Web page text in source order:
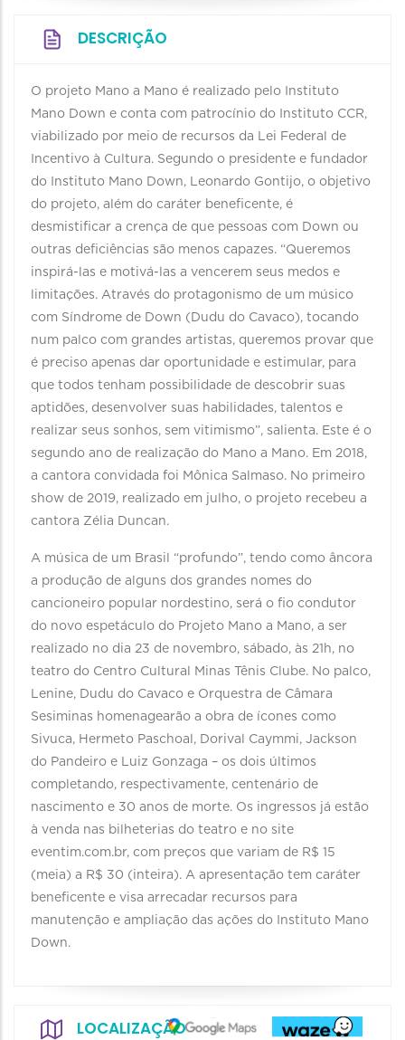
DESCRIÇÃO
O projeto Mano a Mano é realizado pelo Instituto
Mano Down e conta com patrocínio do Instituto CCR,
viabilizado por meio de recursos da Lei Federal de
Incentivo à Cultura. Segundo o presidente e fundador
do Instituto Mano Down, Leonardo Gontijo, o objetivo
do projeto, além do caráter beneficente, é
desmistificar a crença de que pessoas com Down ou
outras deficiências são menos capazes. “Queremos
inspirá-las e motivá-las a vencerem seus medos e
limitações. Através do protagonismo de um músico
com Síndrome de Down (Dudu do Cavaco), tocando
num palco com grandes artistas, queremos provar que
é preciso apenas dar oportunidade e estimular, para
que todos tenham possibilidade de descobrir suas
aptidões, desenvolver suas habilidades, talentos e
realizar seus sonhos, sem vitimismo”, salienta. Este é o
segundo ano de realização do Mano a Mano. Em 2018,
a cantora convidada foi Mônica Salmaso. No primeiro
show de 2019, realizado em julho, o projeto recebeu a
cantora Zélia Duncan.
A música de um Brasil “profundo”, tendo como âncora
a produção de alguns dos grandes nomes do
cancioneiro popular nordestino, será o fio condutor
do novo espetáculo do Projeto Mano a Mano, a ser
realizado no dia 23 de novembro, sábado, às 21h, no
teatro do Centro Cultural Minas Tênis Clube. No palco,
Lenine, Dudu do Cavaco e Orquestra de Câmara
Sesiminas homenagearão a obra de ícones como
Sivuca, Hermeto Paschoal, Dorival Caymmi, Jackson
do Pandeiro e Luiz Gonzaga – os dois últimos
completando, respectivamente, centenário de
nascimento e 30 anos de morte. Os ingressos já estão
à venda nas bilheterias do teatro e no site
eventim.com.br, com preços que variam de R$ 15
(meia) a R$ 30 (inteira). A apresentação tem caráter
beneficente e visa arrecadar recursos para
manutenção e ampliação das ações do Instituto Mano
Down.
LOCALIZAÇÃO